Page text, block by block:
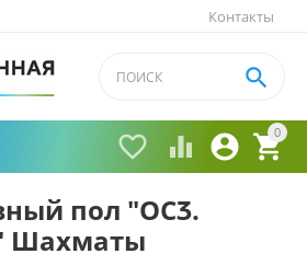
Контакты
0


 

пол "ОСӠ.
Шахматы